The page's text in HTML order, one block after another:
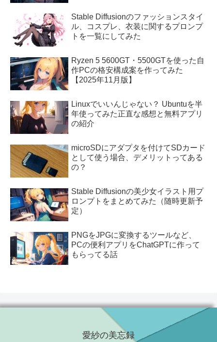
Stable Diffusionのファッションスタイ
ル、コスプレ、衣装に関するプロンプ
トを一覧にしてみた
Ryzen 5 5600GT・5500GTを使った自
作PCの格安構成案を作ってみた
【2025年11月版】
Linuxでいいんじゃない？ Ubuntuを半
年使ってみた正直な感想と無料アプリ
の紹介
microSDにアダプタを付けてSDカード
として使う場合、デメリットってある
の？
Stable Diffusionの美少女イラスト用プ
ロンプトをまとめてみた（随時更新予
定）
PNGをJPGに変換するツールなど、
PCの便利アプリをChatGPTに作って
もらってる話
愛紗の美忘録